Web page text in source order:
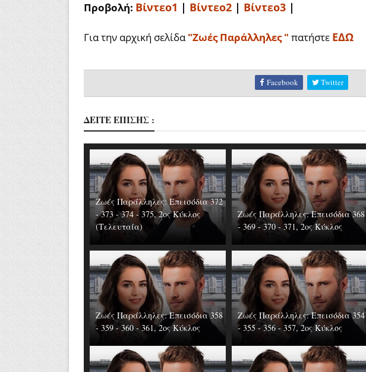
Προβολή: Βίντεο1 | Βίντεο2| Βίντεο3|
Για την αρχική σελίδα"Ζωές Παράλληλες " πατήστε ΕΔΩ
Facebook Twitter
ΔΕΙΤΕ ΕΠΙΣΗΣ :
Ζωές Παράλληλες: Επεισόδια 372
- 373 - 374 - 375, 2ος Κύκλος
(Τελευταία)
Ζωές Παράλληλες: Επεισόδια 368
- 369 - 370 - 371, 2ος Κύκλος
Ζωές Παράλληλες: Επεισόδια 358
- 359 - 360 - 361, 2ος Κύκλος
Ζωές Παράλληλες: Επεισόδια 354
- 355 - 356 - 357, 2ος Κύκλος